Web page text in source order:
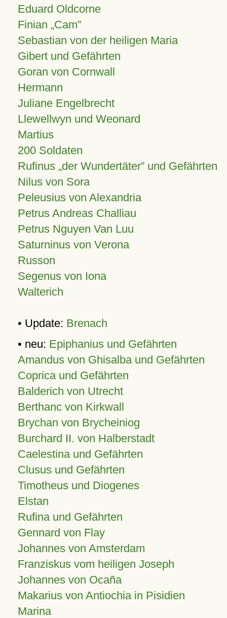
Eduard Oldcorne
Finian Cam
Sebastian von der heiligen Maria
Gibert und Gefährten
Goran von Cornwall
Hermann
Juliane Engelbrecht
Llewellwyn und Weonard
Martius
200 Soldaten
Rufinus „der Wundertäter” und Gefährten
Nilus von Sora
Peleusius von Alexandria
Petrus Andreas Challiau
Petrus Nguyen Van Luu
Saturninus von Verona
Russon
Segenus von Iona
Walterich
• Update: Brenach
• neu: Epiphanius und Gefährten
Amandus von Ghisalba und Gefährten
Coprica und Gefährten
Balderich von Utrecht
Berthanc von Kirkwall
Brychan von Brycheiniog
Burchard II. von Halberstadt
Caelestina und Gefährten
Clusus und Gefährten
Timotheus und Diogenes
Elstan
Rufina und Gefährten
Gennard von Flay
Johannes von Amsterdam
Franziskus vom heiligen Joseph
Johannes von Ocaña
Makarius von Antiochia in Pisidien
Marina